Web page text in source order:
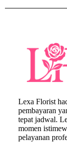
Lexa Florist
pembayaran
tepat jadwal.
momen
pelayanan